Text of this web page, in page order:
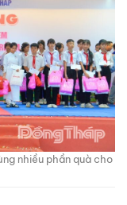
nhiều phần quà cho